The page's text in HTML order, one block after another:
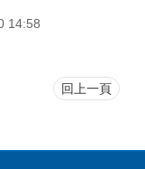
14:58
回上一頁